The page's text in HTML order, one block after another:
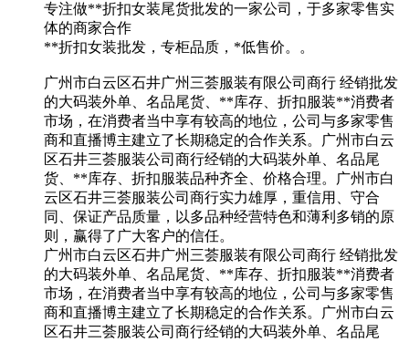
专注做**折扣女装尾货批发的一家公司，于多家零售实
体的商家合作
**折扣女装批发，专柜品质，*低售价。。
广州市白云区石井广州三荟服装有限公司商行 经销批发
的大码装外单、名品尾货、**库存、折扣服装**消费者
市场，在消费者当中享有较高的地位，公司与多家零售
商和直播博主建立了长期稳定的合作关系。广州市白云
区石井三荟服装公司商行经销的大码装外单、名品尾
货、**库存、折扣服装品种齐全、价格合理。广州市白
云区石井三荟服装公司商行实力雄厚，重信用、守合
同、保证产品质量，以多品种经营特色和薄利多销的原
则，赢得了广大客户的信任。
广州市白云区石井广州三荟服装有限公司商行 经销批发
的大码装外单、名品尾货、**库存、折扣服装**消费者
市场，在消费者当中享有较高的地位，公司与多家零售
商和直播博主建立了长期稳定的合作关系。广州市白云
区石井三荟服装公司商行经销的大码装外单、名品尾